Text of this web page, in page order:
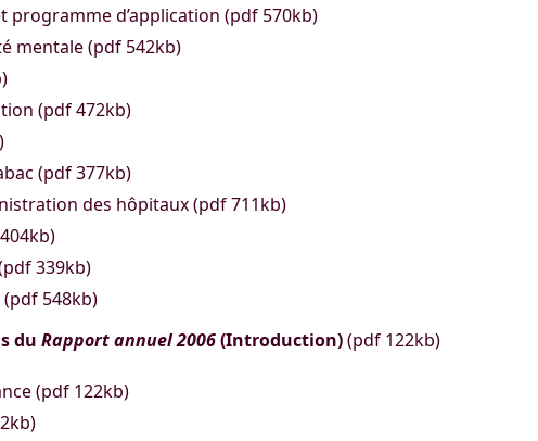
programme d’application (pdf 570kb)
mentale (pdf 542kb)
(pdf 472kb)
(pdf 377kb)
des hôpitaux (pdf 711kb)
339kb)
548kb)
du Rapport annuel 2006(Introduction)(pdf 122kb)
(pdf 122kb)